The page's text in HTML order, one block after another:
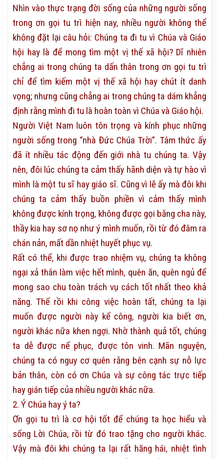
Nhìn vào thực trạng đời sống của những người sống
trong ơn gọi tu trì hiện nay, nhiều người không thể
không đặt lại câu hỏi: Chúng ta đi tu vì Chúa và Giáo
hội hay là để mong tìm một vị thế xã hội? Dĩ nhiên
chẳng ai trong chúng ta dấn thân trong ơn gọi tu trì
chỉ để tìm kiếm một vị thế xã hội hay chút ít danh
vọng; nhưng cũng chẳng ai trong chúng ta dám khẳng
định rằng mình đi tu là hoàn toàn vì Chúa và Giáo hội.
Người Việt Nam luôn tôn trọng và kính phục những
người sống trong “nhà Đức Chúa Trời”. Tâm thức ấy
đã ít nhiều tác động đến giới nhà tu chúng ta. Vậy
nên, đôi lúc chúng ta cảm thấy hãnh diện và tự hào vì
mình là một tu sĩ hay giáo sĩ. Cũng vì lẽ ấy mà đôi khi
chúng ta cảm thấy buồn phiền vì cảm thấy mình
không được kính trọng, không được gọi bằng cha này,
thầy kia hay sơ nọ như ý mình muốn, rồi từ đó đâm ra
chán nản, mất dần nhiệt huyết phục vụ.
Rất có thể, khi được trao nhiệm vụ, chúng ta không
ngại xả thân làm việc hết mình, quên ăn, quên ngủ để
mong sao chu toàn trách vụ cách tốt nhất theo khả
năng. Thế rồi khi công việc hoàn tất, chúng ta lại
muốn được người này kể công, người kia biết ơn,
người khác nữa khen ngợi. Nhờ thành quả tốt, chúng
ta dễ được nể phục, được tôn vinh. Mãn nguyện,
chúng ta có nguy cơ quên rằng bên cạnh sự nỗ lực
bản thân, còn có ơn Chúa và sự công tác trực tiếp
hay gián tiếp của nhiều người khác nữa.
2. Ý Chúa hay ý ta?
Ơn gọi tu trì là cơ hội tốt để chúng ta học hiểu và
sống Lời Chúa, rồi từ đó trao tặng cho người khác.
Vậy mà đôi khi chúng ta lại rất hăng hái, nhiệt tình